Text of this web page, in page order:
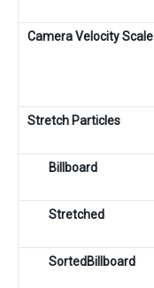
Camera Velocity Scale
Stretch Particles
Billboard
Stretched
SortedBillboard